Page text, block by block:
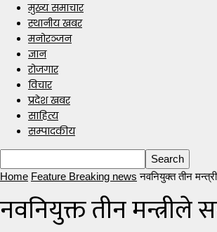
मुख्य समाचार
स्थानीय खबर
मनोरञ्जन
ज्ञान
रोजगार
विचार
प्रदेश खबर
साहित्य
सम्पादकीय
Home Feature Breaking news नवनियुक्त तीन
नवनियुक्त तीन मन्त्रीले